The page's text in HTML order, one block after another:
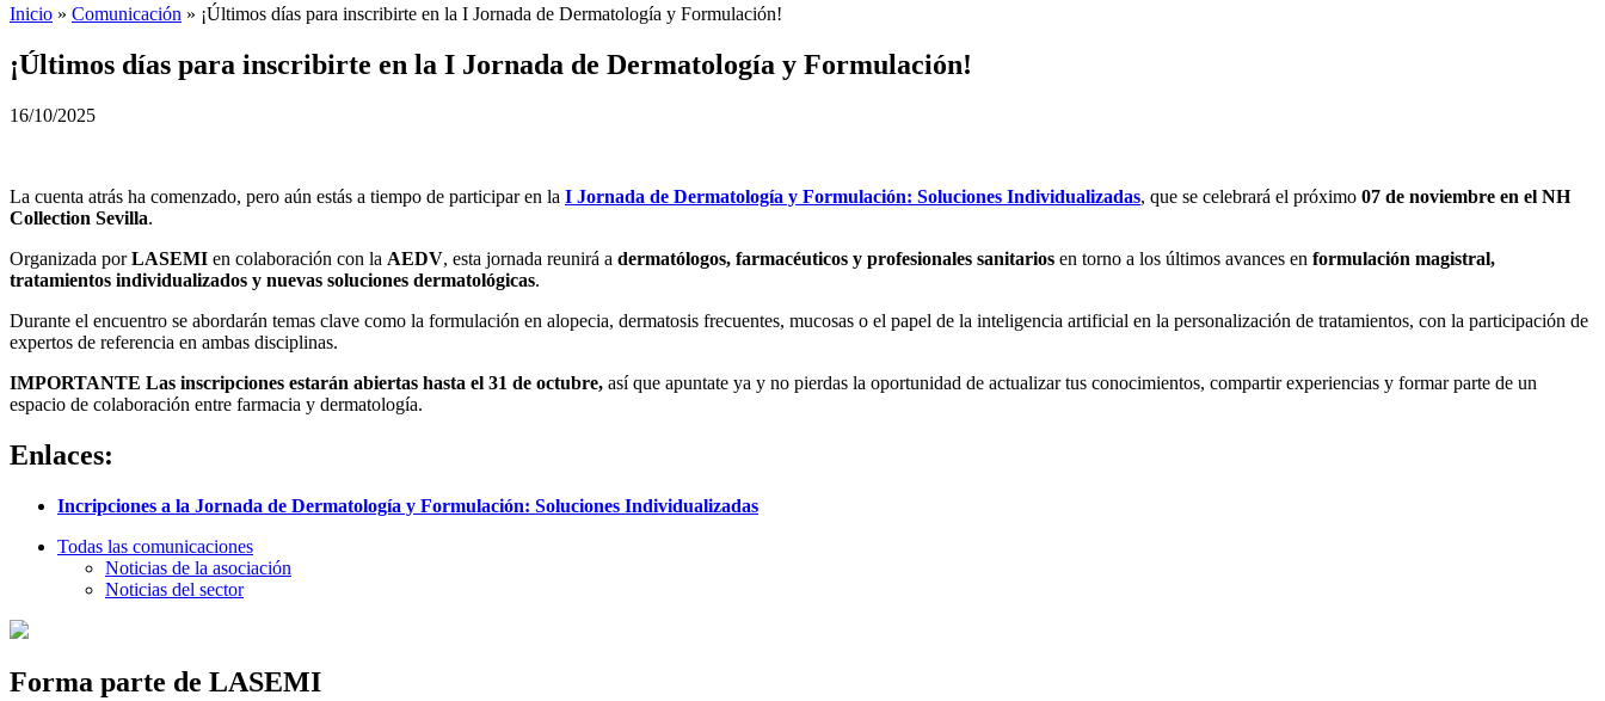
Inicio » Comunicación » ¡Últimos días para inscribirte en la I Jornada de Dermatología y Formulación!
¡Últimos días para inscribirte en la I Jornada de Dermatología y Formulación!
16/10/2025
La cuenta atrás ha comenzado, pero aún estás a tiempo de participar en la I Jornada de Dermatología y Formulación: Soluciones Individualizadas, que se celebrará el próximo 07 de noviembre en el NH
Collection Sevilla.
Organizada porLASEMI en colaboración con la AEDV, esta jornada reunirá a dermatólogos, farmacéuticos y profesionales sanitarios en torno a los últimos avances en formulación magistral,
tratamientos individualizados y nuevas soluciones dermatológicas.
Durante el encuentro se abordarán temas clave como la formulación en alopecia, dermatosis frecuentes, mucosas o el papel de la inteligencia artificial en la personalización de tratamientos, con la participación de
expertos de referencia en ambas disciplinas.
IMPORTANTE Las inscripciones estarán abiertas hasta el 31 de octubre, así que apuntate ya y no pierdas la oportunidad de actualizar tus conocimientos, compartir experiencias y formar parte de un
espacio de colaboración entre farmacia y dermatología.
Enlaces:
Incripciones a la Jornada de Dermatología y Formulación: Soluciones Individualizadas
Todas las comunicaciones
Noticias de la asociación
Noticias del sector
Forma parte de LASEMI